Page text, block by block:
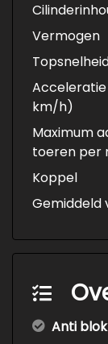
Vermogen
km/h)
Maximum
toeren per
Koppel
Gemiddeld
Anti